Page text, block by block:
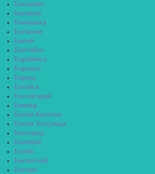
Балаково
Балахна
Балашиха
Балашов
Балей
Балтийск
Барабинск
Барнаул
Барыш
Батайск
Бахчисарай
Бежецк
Белая Калитва
Белая Холуница
Белгород
Белебей
Белёв
Белинский
Белово